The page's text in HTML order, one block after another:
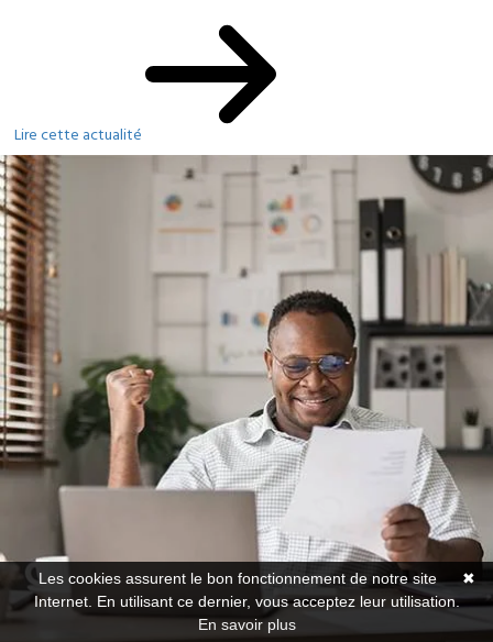
Lire cette actualité
✖
Les cookies assurent le bon fonctionnement de notre site
Internet. En utilisant ce dernier, vous acceptez leur utilisation.
En savoir plus